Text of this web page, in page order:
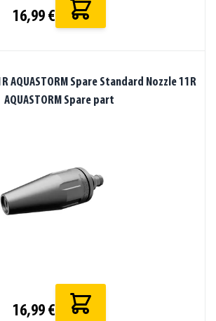
16,99 €
AQUASTORM Spare Standard Nozzle 11R
AQUASTORM Spare part
16,99 €